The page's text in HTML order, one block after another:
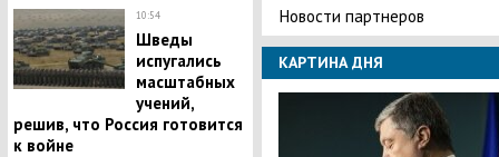
10:54
​Шведы
испугались
масштабных
учений,
решив, что Россия готовится
к войне
Новости партнеров
КАРТИНА ДНЯ